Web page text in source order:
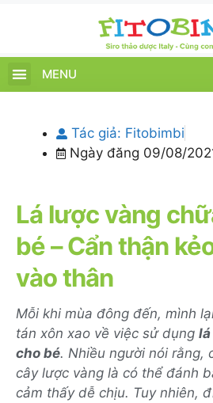
MENU
Tác giả: Fitobimbi
Ngày đăng 09/08/
Lá lược vàng
bé – Cẩn thận
vào thân
Mỗi khi mùa đông đến, mình
tán xôn xao về việc sử dụng
cho bé. Nhiều người nói rằng,
cây lược vàng là có thể đánh
cảm thấy dễ chịu. Tuy nhiên,